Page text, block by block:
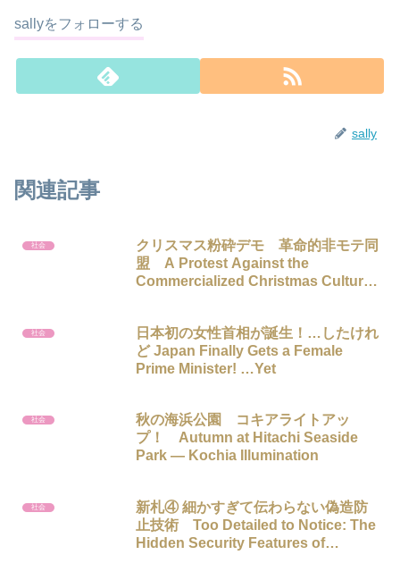
sallyをフォローする
sally
関連記事
社会
クリスマス粉砕デモ 革命的非モテ同
盟 A Protest Against the
Commercialized Christmas Culture
社会
日本初の女性首相が誕生！…したけれ
ど Japan Finally Gets a Female
Prime Minister! …Yet
社会
秋の海浜公園 コキアライトアッ
プ！ Autumn at Hitachi Seaside
Park — Kochia Illumination
社会
新札④ 細かすぎて伝わらない偽造防
止技術 Too Detailed to Notice: The
Hidden Security Features of